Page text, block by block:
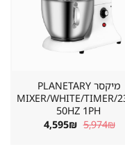
מיקסר PLANETARY
MIXER/WHITE/TIMER/
50HZ 1PH
5,974₪ המחיר
המקורי
4,595₪ המחיר
הנוכחי